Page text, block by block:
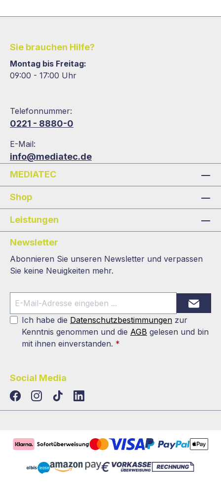
Sie brauchen Hilfe?
Montag bis Freitag:
09:00 - 17:00 Uhr
Telefonnummer:
0221 - 8880-0
E-Mail:
info@mediatec.de
MEDIATEC
Shop
Leistungen
Newsletter
Abonnieren Sie unseren Newsletter und verpassen
Sie keine Neuigkeiten mehr.
Ich habe die Datenschutzbestimmungen zur
Kenntnis genommen und die AGB gelesen und bin
mit ihnen einverstanden. *
Social Media
TikTokLinkedIn